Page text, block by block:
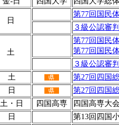
日
第77回国民
３級公認審
土
第77回国民
第77回国民
３級公認審
土
第27回四国
日
第27回四国
土・日 四国高専
四国高専大
日
第13回四国